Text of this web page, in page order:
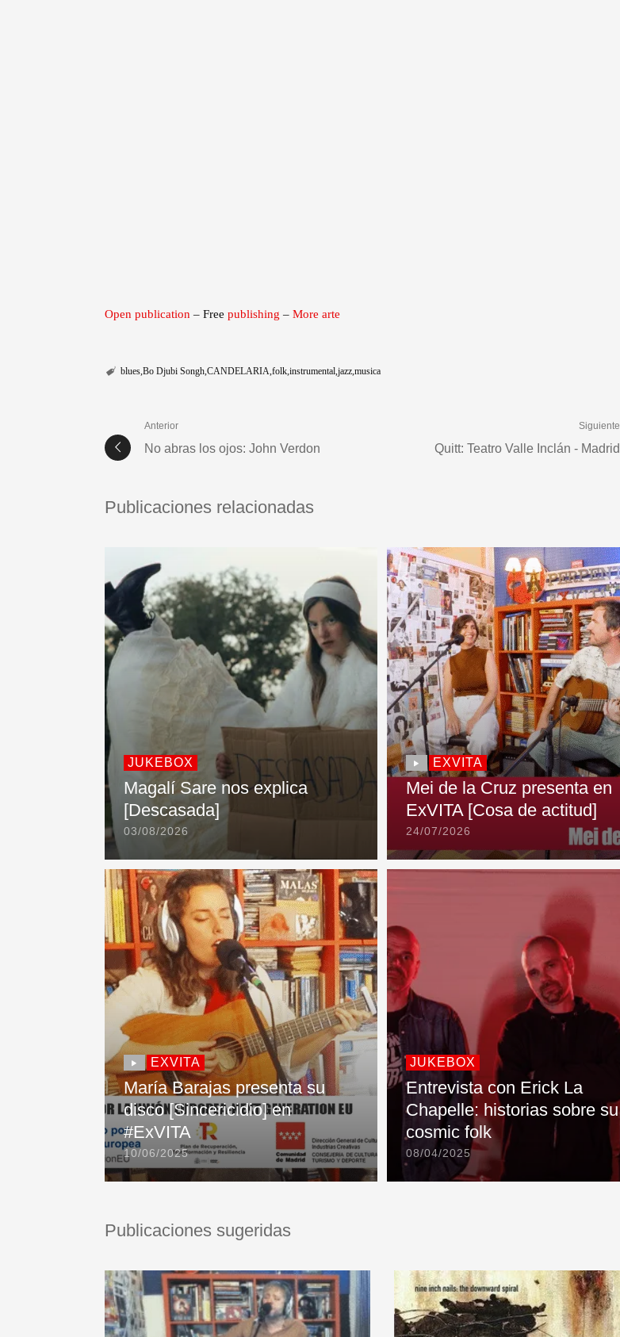
Open publication – Free publishing – More arte
blues Bo Djubi Songh CANDELARIA folk instrumental jazz musica
Anterior
No abras los ojos: John Verdon
Siguiente
Quitt: Teatro Valle Inclán - Madrid
Publicaciones relacionadas
JUKEBOX
Magalí Sare nos explica
[Descasada]
03/08/2026
EXVITA
Mei de la Cruz presenta en
ExVITA [Cosa de actitud]
24/07/2026
EXVITA
María Barajas presenta su
disco [Sincericidio] en
#ExVITA
10/06/2025
JUKEBOX
Entrevista con Erick La
Chapelle: historias sobre su
cosmic folk
08/04/2025
Publicaciones sugeridas